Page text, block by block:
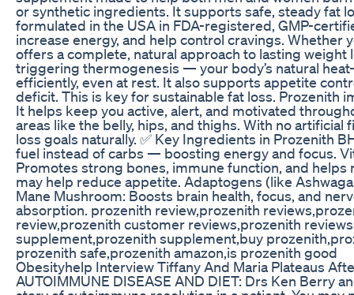
or synthetic ingredients. It supports safe, steady fat
formulated in the USA in FDA-registered, GMP-
increase energy, and help control cravings.
offers a complete, natural approach to lasting
triggering thermogenesis — your body’s natural
efficiently, even at rest. It also supports appetite
deficit. This is key for sustainable fat loss. Prozenith
It helps keep you active, alert, and motivated
areas like the belly, hips, and thighs. With no
loss goals naturally. ✅ Key Ingredients in Prozenith
fuel instead of carbs — boosting energy and focus.
Promotes strong bones, immune function, and
may help reduce appetite. Adaptogens (like
Mane Mushroom: Boosts brain health, focus, and
absorption. prozenith review,prozenith
review,prozenith customer reviews,prozenith
supplement,prozenith supplement,buy
prozenith safe,prozenith amazon,is prozenith good
Obesityhelp Interview Tiffany And Maria Plateaus
AUTOIMMUNE DISEASE AND DIET: Drs Ken Berry